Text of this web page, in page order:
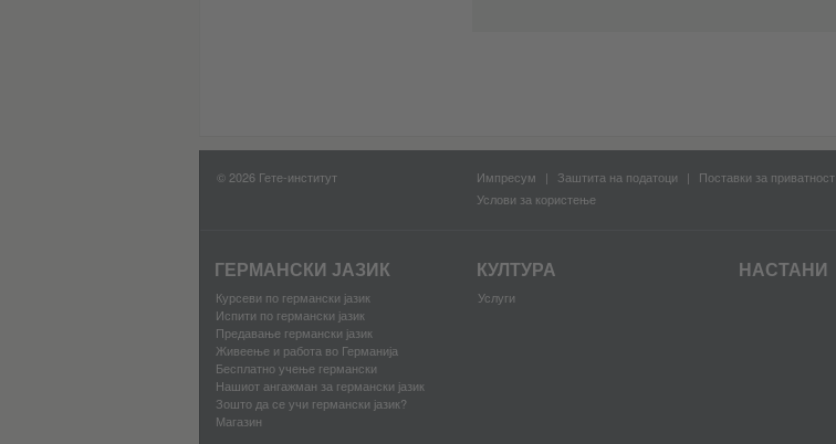
© 2026 Гете-институт Импресум Заштита на податоци
Поставки за приватност
Услови за користење
ГЕРМАНСКИ ЈАЗИК
Курсеви по германски јазик
Испити по германски јазик
Предавање германски јазик
Живеење и работа во Германија
Бесплатно учење германски
Нашиот ангажман за германски јазик
Зошто да се учи германски јазик?
Магазин
КУЛТУРА
Услуги
НАСТАНИ